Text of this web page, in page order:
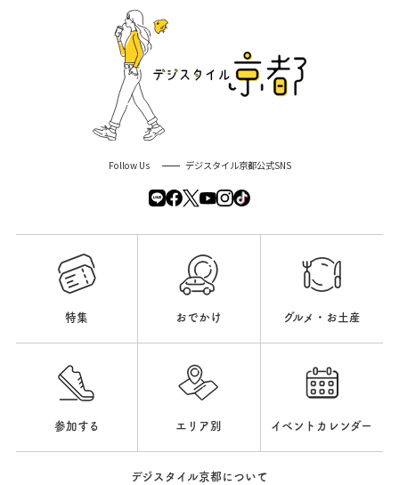
Follow Us デジスタイル京都公式SNS
特集 おでかけ グルメ・お土産
参加する エリア別 イベントカレンダー
デジスタイル京都について